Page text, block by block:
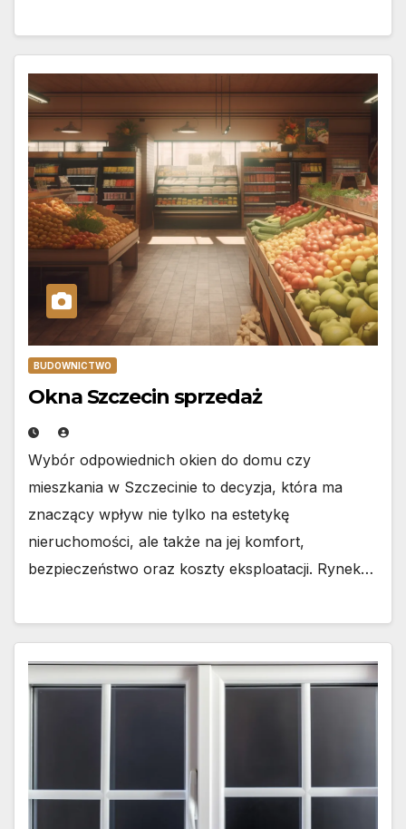
BUDOWNICTWO
Okna Szczecin sprzedaż
Wybór odpowiednich okien do domu czy
mieszkania w Szczecinie to decyzja, która ma
znaczący wpływ nie tylko na estetykę
nieruchomości, ale także na jej komfort,
bezpieczeństwo oraz koszty eksploatacji. Rynek…